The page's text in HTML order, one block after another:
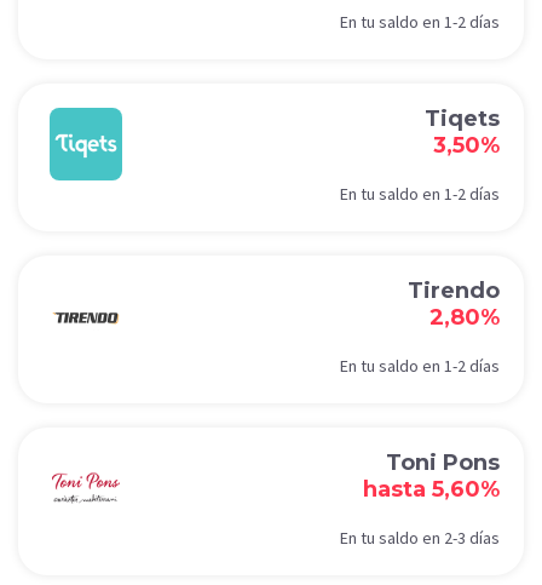
En tu saldo en 1-2 días
Tiqets
3,50%
En tu saldo en 1-2 días
Tirendo
2,80%
En tu saldo en 1-2 días
Toni Pons
hasta 5,60%
En tu saldo en 2-3 días